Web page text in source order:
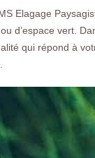
Elagage
d’espace vert.
qui répond à